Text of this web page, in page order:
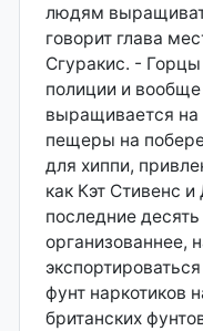
людям
говорит глава
Сгуракис. -
полиции и
выращивается на
пещеры на
для хиппи,
как Кэт Стивенс
последние
организованнее,
фунт наркотиков
британских